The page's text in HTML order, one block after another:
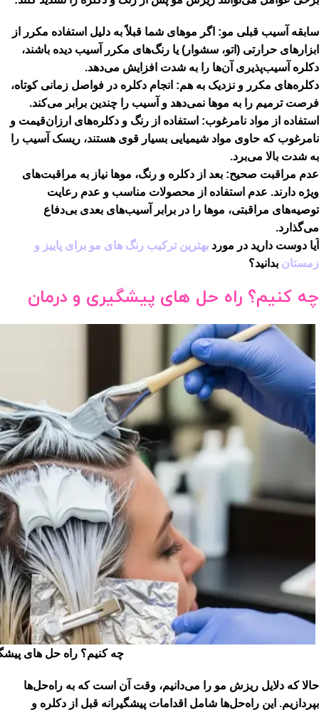
سابقه آسیب قبلی مو: اگر موهای شما قبلاً به دلیل استفاده مکرر از
ابزارهای حرارتی (اتو، سشوار) یا رنگ‌های مکرر آسیب دیده باشند،
دکلره آسیب‌پذیری آن‌ها را به شدت افزایش می‌دهد.
دکلره‌های مکرر و نزدیک به هم: انجام دکلره در فواصل زمانی کوتاه،
فرصت ترمیم را به موها نمی‌دهد و آسیب را چندین برابر می‌کند.
استفاده از مواد نامرغوب: استفاده از رنگ و دکلره‌های ارزان‌قیمت و
نامرغوب که حاوی مواد شیمیایی بسیار قوی هستند، ریسک آسیب را
به شدت بالا می‌برد.
عدم مراقبت صحیح: بعد از دکلره و رنگ، موها نیاز به مراقبت‌های
ویژه دارند. عدم استفاده از محصولات مناسب و عدم رعایت
توصیه‌های مراقبتی، موها را در برابر آسیب‌های بعدی بی‌دفاع
می‌گذارد.
آیا دوست دارید در مورد بهترین ترکیب رنگ های مو برای پاییز و
زمستان بدانید؟
چه کنیم؟ راه حل های پیشگیری و درمان
چه کنیم؟ راه حل های
حالا که دلایل ریزش مو را می‌دانیم، وقت آن است که به راه‌حل‌ها
بپردازیم. این راه‌حل‌ها شامل اقدامات پیشگیرانه قبل از دکلره و